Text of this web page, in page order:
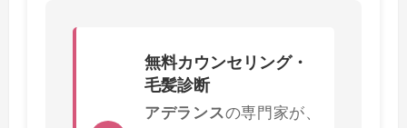
無料カウンセリング・
毛髪診断
アデランスの専門家が、